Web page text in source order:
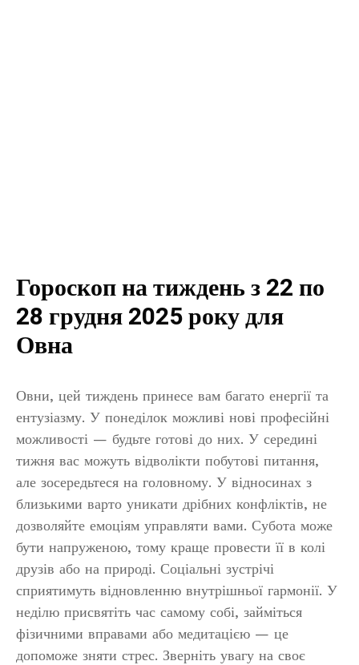
Гороскоп на тиждень з 22 по
28 грудня 2025 року для
Овна
Овни, цей тиждень принесе вам багато енергії та
ентузіазму. У понеділок можливі нові професійні
можливості — будьте готові до них. У середині
тижня вас можуть відволікти побутові питання,
але зосередьтеся на головному. У відносинах з
близькими варто уникати дрібних конфліктів, не
дозволяйте емоціям управляти вами. Субота може
бути напруженою, тому краще провести її в колі
друзів або на природі. Соціальні зустрічі
сприятимуть відновленню внутрішньої гармонії. У
неділю присвятіть час самому собі, займіться
фізичними вправами або медитацією — це
допоможе зняти стрес. Зверніть увагу на своє